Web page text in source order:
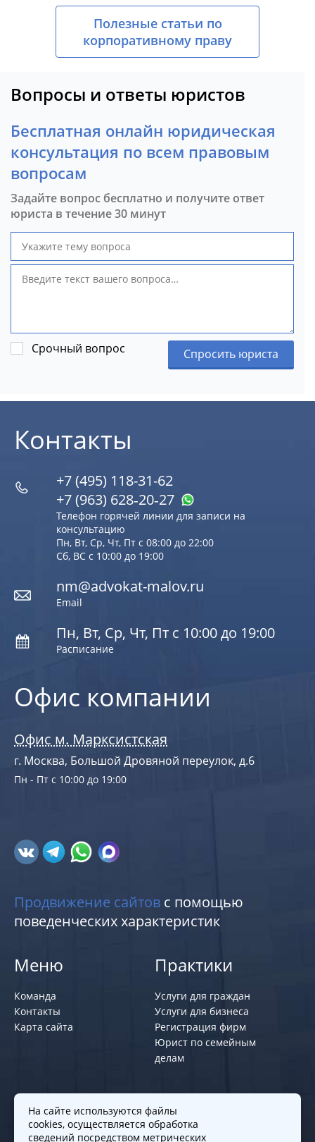
Полезные статьи по
корпоративному праву
Вопросы и ответы юристов
Бесплатная онлайн юридическая
консультация по всем правовым
вопросам
Задайте вопрос бесплатно и получите ответ
юриста в течение 30 минут
Срочный вопрос Спросить юриста
Офис компании
Офис м. Марксистская
г. Москва, Большой Дровяной переулок, д.6
Пн - Пт с 10:00 до 19:00
Контакты
+7 (495) 118-31-62
+7 (963) 628‑20‑27
Телефон горячей линии для записи на
консультацию
Пн, Вт, Ср, Чт, Пт с 08:00 до 22:00
Сб, ВС с 10:00 до 19:00
nm@advokat-malov.ru
Email
Пн, Вт, Ср, Чт, Пт с 10:00 до 19:00
Расписание
Продвижение сайтов с помощью
поведенческих характеристик
Меню
Команда
Контакты
Карта сайта
Практики
Услуги для граждан
Услуги для бизнеса
Регистрация фирм
Юрист по семейным
делам
Политики и правила
Политика обработки персональных
На сайте используются файлы
cookies, осуществляется обработка
сведений посредством метрических